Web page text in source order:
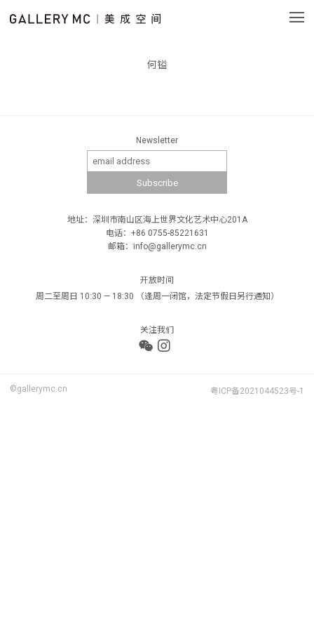
何镒
Newsletter
地址：深圳市南山区海上世界文化艺术中心201A
电话：+86 0755-85221631
邮箱：info@gallerymc.cn
开放时间
周二至周日 10:30 — 18:30 （逢周一闭馆，法定节假日另行通知）
关注我们
©gallerymc.cn 粤ICP备2021044523号-1